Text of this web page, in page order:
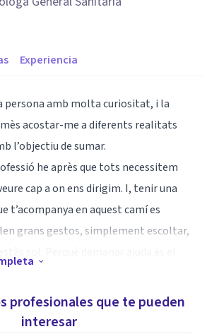
Experiencia
persona amb molta curiositat, i la
acostar-me a diferents realitats
l’objectiu de sumar.
he après que tots necessitem
cap a on ens dirigim. I, tenir una
t’acompanya en aquest camí es
grans gestos, simplement escoltar,
ens angoixa, que ens genera
profesionales que te pueden
interesar